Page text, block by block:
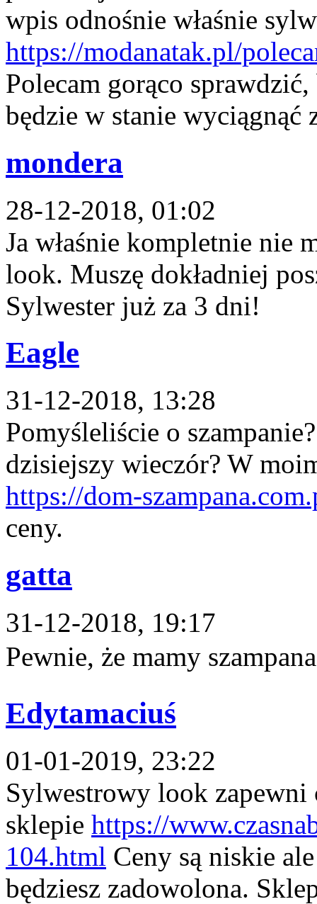
wpis odnośnie właśnie
https://modanatak.pl/
Polecam gorąco
będzie w stanie wyciągnąć
mondera
28-12-2018, 01:02
Ja właśnie kompletnie nie
look. Muszę dokładniej
Sylwester już za 3 dni!
Eagle
31-12-2018, 13:28
Pomyśleliście o
dzisiejszy wieczór? W
https://dom-
ceny.
gatta
31-12-2018, 19:17
Pewnie, że mamy
Edytamaciuś
01-01-2019, 23:22
Sylwestrowy look
sklepie https://
104.html Ceny są niskie
będziesz zadowolona.